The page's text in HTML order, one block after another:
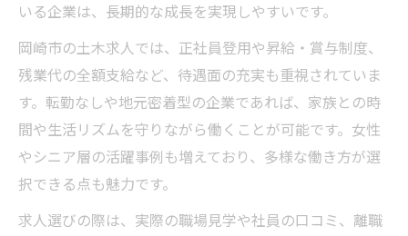
いる企業は、長期的な成長を実現しやすいです。
岡崎市の土木求人では、正社員登用や昇給・賞与制度、
残業代の全額支給など、待遇面の充実も重視されていま
す。転勤なしや地元密着型の企業であれば、家族との時
間や生活リズムを守りながら働くことが可能です。女性
やシニア層の活躍事例も増えており、多様な働き方が選
択できる点も魅力です。
求人選びの際は、実際の職場見学や社員の口コミ、離職